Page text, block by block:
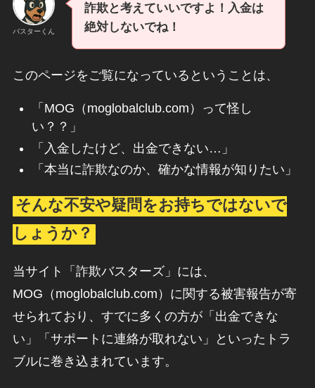
バスターくん
詐欺と考えていいですよ！入金は
絶対しないでね！
このページをご覧になっているということは、
「MOG（moglobalclub.com）って怪し
い？？」
「入金したけど、出金できない…」
「本当に詐欺なのか、確かな情報が知りたい」
そんな不安や疑問をお持ちではないで
しょうか？
当サイト「詐欺バスターズ」には、
MOG（moglobalclub.com）に関する被害報告が寄
せられており、すでに多くの方が「出金できな
い」「サポートに連絡が取れない」といったトラ
ブルに巻き込まれています。